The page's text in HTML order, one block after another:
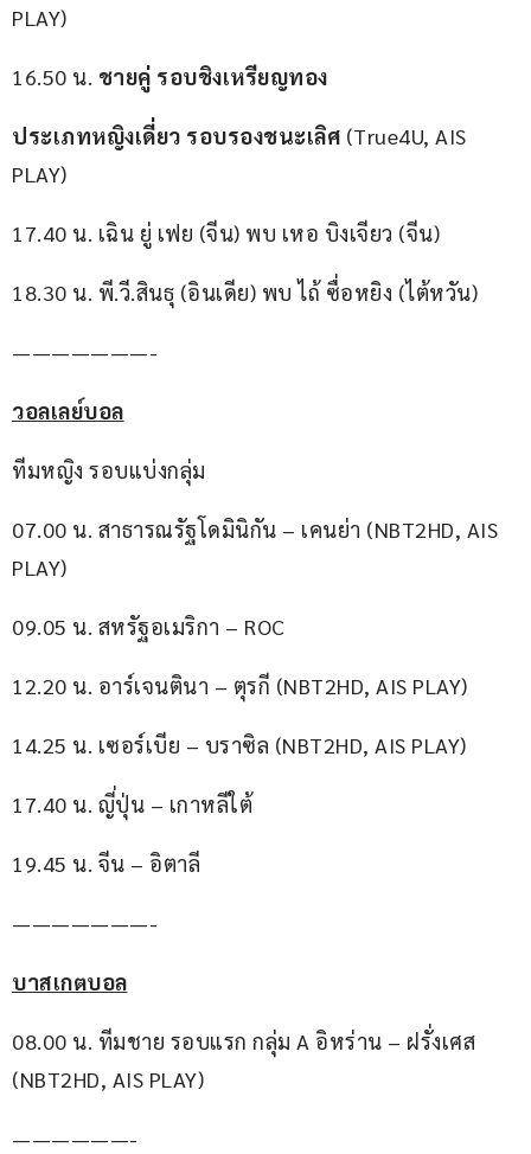
PLAY)
16.50 น. ชายคู่ รอบชิงเหรียญทอง
ประเภทหญิงเดี่ยว รอบรองชนะเลิศ (True4U, AIS
PLAY)
17.40 น. เฉิน ยู่ เฟย (จีน) พบ เหอ บิงเจียว (จีน)
18.30 น. พี.วี.สินธุ (อินเดีย) พบ ไถ้ ซื่อหยิง (ไต้หวัน)
———————-
วอลเลย์บอล
ทีมหญิง รอบแบ่งกลุ่ม
07.00 น. สาธารณรัฐโดมินิกัน – เคนย่า (NBT2HD, AIS
PLAY)
09.05 น. สหรัฐอเมริกา – ROC
12.20 น. อาร์เจนตินา – ตุรกี (NBT2HD, AIS PLAY)
14.25 น. เซอร์เบีย – บราซิล (NBT2HD, AIS PLAY)
17.40 น. ญี่ปุ่น – เกาหลีใต้
19.45 น. จีน – อิตาลี
———————-
บาสเกตบอล
08.00 น. ทีมชาย รอบแรก กลุ่ม A อิหร่าน – ฝรั่งเศส
(NBT2HD, AIS PLAY)
——————-